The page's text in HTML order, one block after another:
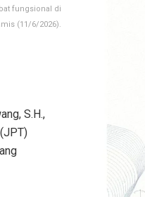
fungsional di
(11/6/2026).
S.H.,